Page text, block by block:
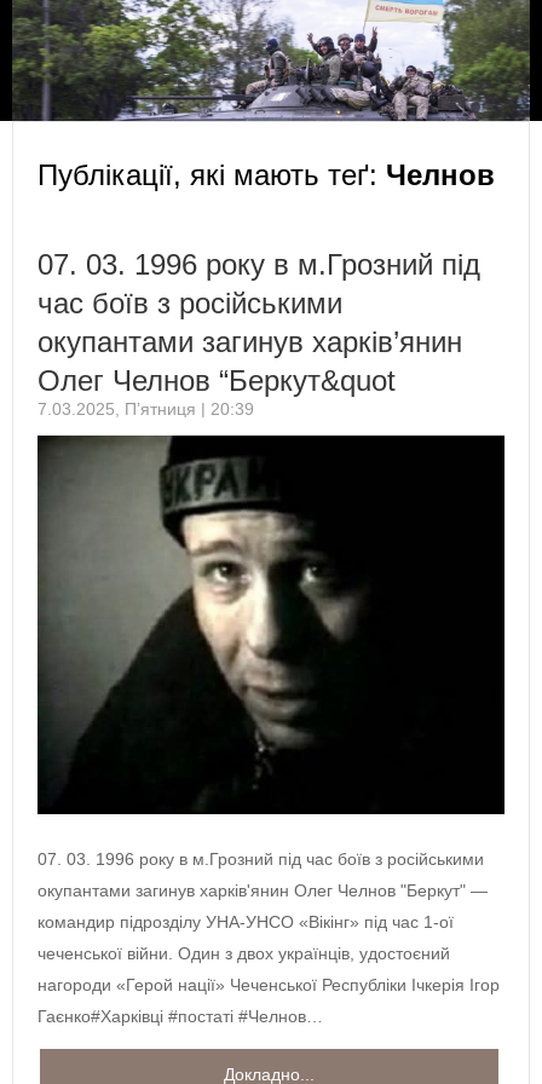
Публікації, які мають теґ: Челнов
07. 03. 1996 року в м.Грозний під
час боїв з російськими
окупантами загинув харків’янин
Олег Челнов “Беркут&quot
7.03.2025, П’ятниця | 20:39
07. 03. 1996 року в м.Грозний під час боїв з російськими
окупантами загинув харків'янин Олег Челнов "Беркут" —
командир підрозділу УНА-УНСО «Вікінг» під час 1-ої
чеченської війни. Один з двох українців, удостоєний
нагороди «Герой нації» Чеченської Республіки Ічкерія Ігор
Гаєнко#Харківці #постаті #Челнов…
Докладно...